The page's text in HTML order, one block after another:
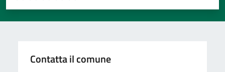
Valuta 5 stelle su 5
Valuta 4 stelle su 5
Valuta 3 stelle su 5
Valuta 2 stelle su 5
Valuta 1 stelle su 5
Contatta il comune